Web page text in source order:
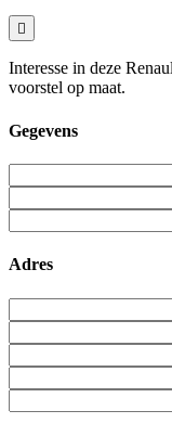
Interesse in deze
voorstel op maat.
Gegevens
Adres